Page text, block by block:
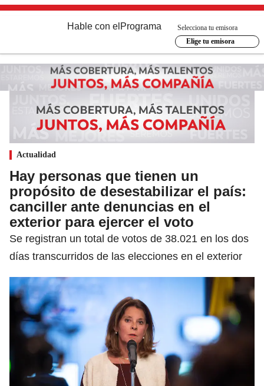
Hable con el Programa
Selecciona tu emisora
Elige tu emisora
Actualidad
Hay personas que tienen un
propósito de desestabilizar el país:
canciller ante denuncias en el
exterior para ejercer el voto
Se registran un total de votos de 38.021 en los dos
días transcurridos de las elecciones en el exterior